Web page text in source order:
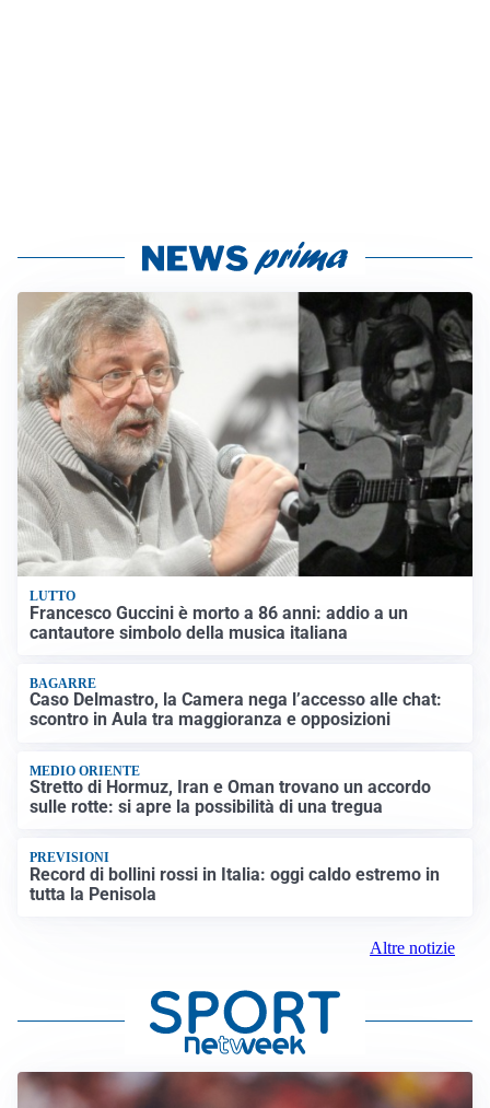
LUTTO
Francesco Guccini è morto a 86 anni: addio a un
cantautore simbolo della musica italiana
BAGARRE
Caso Delmastro, la Camera nega l’accesso alle chat:
scontro in Aula tra maggioranza e opposizioni
MEDIO ORIENTE
Stretto di Hormuz, Iran e Oman trovano un accordo
sulle rotte: si apre la possibilità di una tregua
PREVISIONI
Record di bollini rossi in Italia: oggi caldo estremo in
tutta la Penisola
Altre notizie